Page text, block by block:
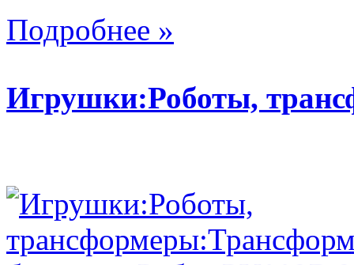
Подробнее »
Игрушки:Роботы,